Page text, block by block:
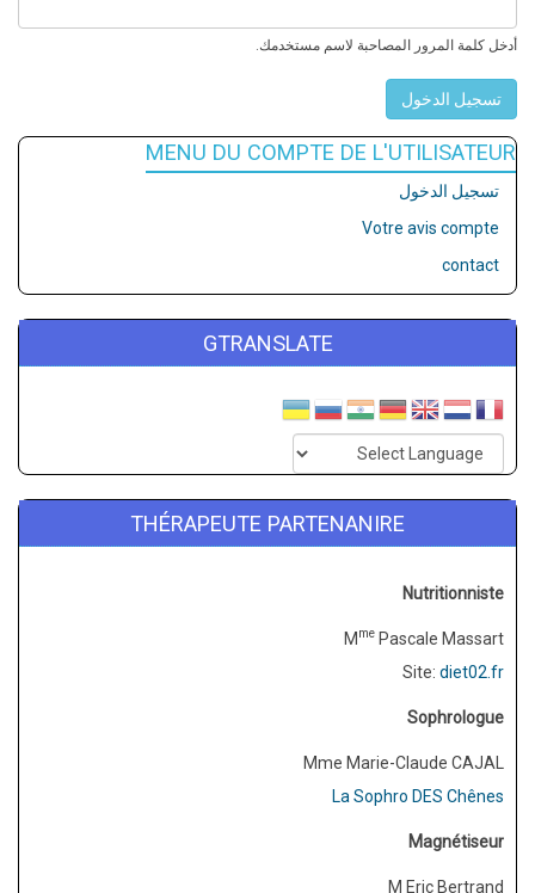
أدخل كلمة المرور المصاحبة لاسم مستخدمك.
MENU DU COMPTE DE L'UTILISATEUR
تسجيل الدخول
Votre avis compte
contact
GTRANSLATE
THÉRAPEUTE PARTENANIRE
Nutritionniste
Mme Pascale Massart
Site: diet02.fr
Sophrologue
Mme Marie-Claude CAJAL
La Sophro DES Chênes
Magnétiseur
M Eric Bertrand